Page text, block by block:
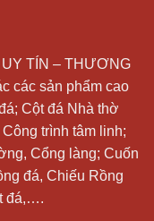
TÍN – THƯƠNG
các sản phẩm cao
; Cột đá Nhà thờ
trình tâm linh;
Cổng làng; Cuốn
đá, Chiếu Rồng
đá,….